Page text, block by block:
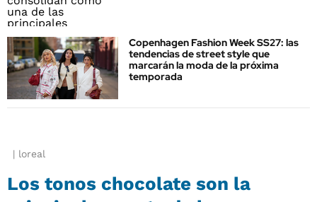
Copenhagen Fashion Week SS27: las
tendencias de street style que
marcarán la moda de la próxima
temporada
loreal
Los tonos chocolate son la